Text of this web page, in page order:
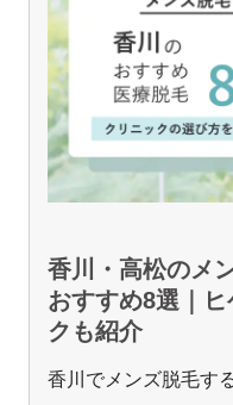
香川・高松のメ
おすすめ8選｜
クも紹介
香川でメンズ脱毛す